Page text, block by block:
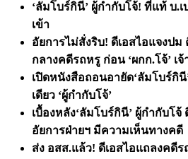
‘ลัมโบร์กินี’ ผู้กำกับโจ้! ที่แท้ บ.
เข้า
อัยการไม่สั่งริบ! ดีเอสไอแจงปม
กลางคดีรถหรู ก่อน ‘ผกก.โจ้’ เจ้
เปิดหนังสือถอนอายัด‘ลัมโบร์กิ
เดียว ‘ผู้กำกับโจ้’
เบื้องหลัง‘ลัมโบร์กินี’ ผู้กำกับโจ้
อัยการฝ่ายฯ มีความเห็นทางคดี
ส่ง อสส.แล้ว! ดีเอสไอแถลงคดี